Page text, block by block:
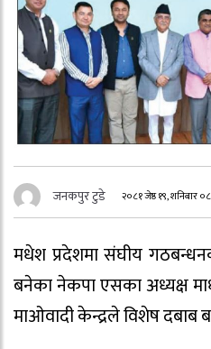
जनकपुर टुडे २०८१ जेष्ठ १९, शनिबार
मधेश प्रदेशमा संघीय
बनेका नेकपा एसका अध्यक्ष
माओवादी केन्द्रले विशेष दबाब